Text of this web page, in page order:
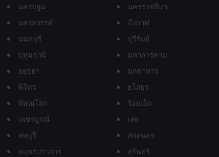
นครปฐม
นครสวรรค์
นนทบุรี
ปทุมธานี
อยุธยา
พิจิตร
พิษณุโลก
เพชรบูรณ์
ลพบุรี
สมุทรปราการ
นครราชสีมา
บึงกาฬ
บุรีรัมย์
มหาสารคาม
มุกดาหาร
ยโสธร
ร้อยเอ็ด
เลย
สกลนคร
สุรินทร์